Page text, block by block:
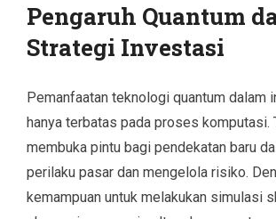
Pengaruh Quantum
Strategi Investasi
Pemanfaatan teknologi quantum dalam
hanya terbatas pada proses komputasi.
membuka pintu bagi pendekatan baru
perilaku pasar dan mengelola risiko.
kemampuan untuk melakukan simulasi